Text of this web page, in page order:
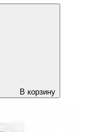
В корзину